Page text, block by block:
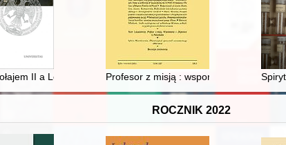
do życia i działalności oświatowej Aleksandra K.
II a Leninem : państwowość rosyjska i jej koncepcje w
Profesor z misją : wspomnienie o
ROCZNIK 2022